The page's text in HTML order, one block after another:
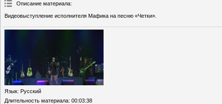
Описание материала:
Видеовыступление исполнителя Мафика на песню «Четки».
Язык: Русский
Длительность материала: 00:03:38